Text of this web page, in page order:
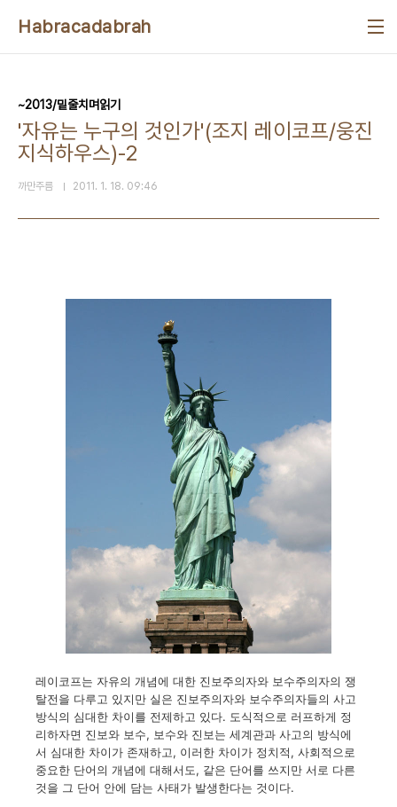
Habracadabrah
~2013/밑줄치며읽기
'자유는 누구의 것인가'(조지 레이코프/웅진
지식하우스)-2
까만주름 2011. 1. 18. 09:46
레이코프는 자유의 개념에 대한 진보주의자와 보수주의자의 쟁
탈전을 다루고 있지만 실은 진보주의자와 보수주의자들의 사고
방식의 심대한 차이를 전제하고 있다. 도식적으로 러프하게 정
리하자면 진보와 보수, 보수와 진보는 세계관과 사고의 방식에
서 심대한 차이가 존재하고, 이러한 차이가 정치적, 사회적으로
중요한 단어의 개념에 대해서도, 같은 단어를 쓰지만 서로 다른
것을 그 단어 안에 담는 사태가 발생한다는 것이다.